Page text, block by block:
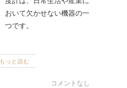
おいて欠かせない機器の一
つです。
もっと読む
コメントなし